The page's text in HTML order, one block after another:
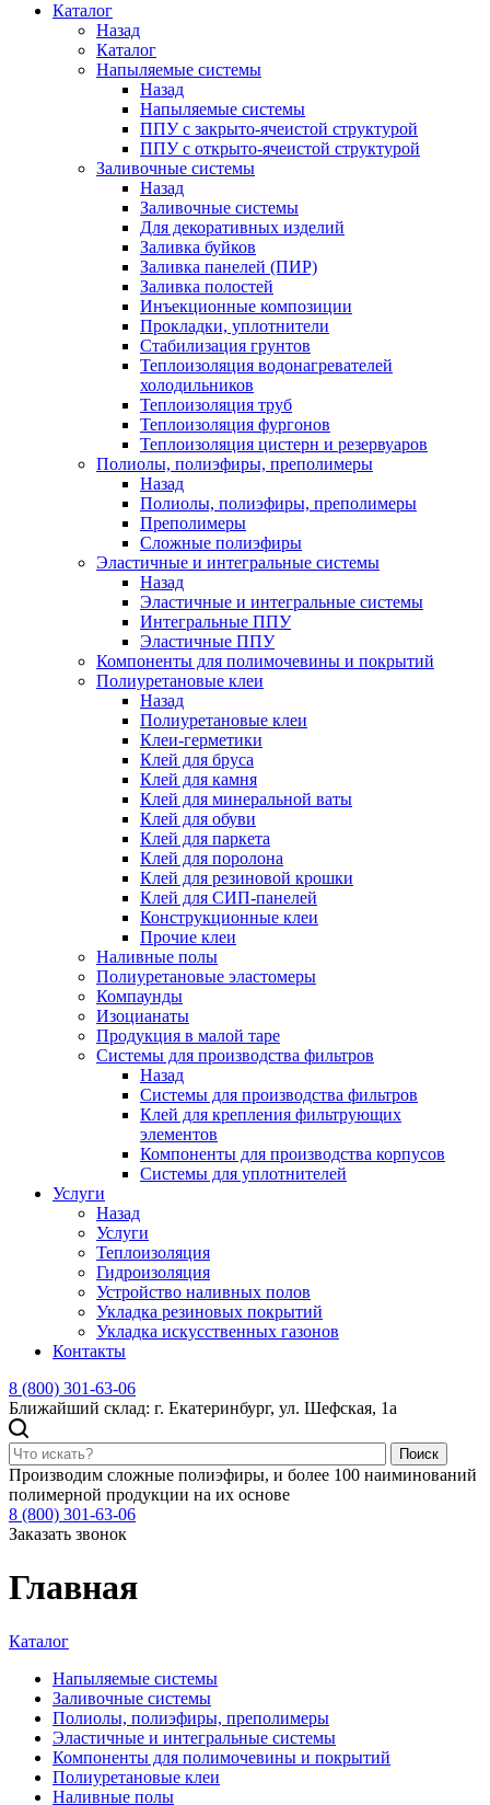
Каталог
Назад
Каталог
Напыляемые системы
Назад
Напыляемые системы
ППУ с закрыто-ячеистой структурой
ППУ с открыто-ячеистой структурой
Заливочные системы
Назад
Заливочные системы
Для декоративных изделий
Заливка буйков
Заливка панелей (ПИР)
Заливка полостей
Инъекционные композиции
Прокладки, уплотнители
Стабилизация грунтов
Теплоизоляция водонагревателей
холодильников
Теплоизоляция труб
Теплоизоляция фургонов
Теплоизоляция цистерн и резервуаров
Полиолы, полиэфиры, преполимеры
Назад
Полиолы, полиэфиры, преполимеры
Преполимеры
Сложные полиэфиры
Эластичные и интегральные системы
Назад
Эластичные и интегральные системы
Интегральные ППУ
Эластичные ППУ
Компоненты для полимочевины и покрытий
Полиуретановые клеи
Назад
Полиуретановые клеи
Клеи-герметики
Клей для бруса
Клей для камня
Клей для минеральной ваты
Клей для обуви
Клей для паркета
Клей для поролона
Клей для резиновой крошки
Клей для СИП-панелей
Конструкционные клеи
Прочие клеи
Наливные полы
Полиуретановые эластомеры
Компаунды
Изоцианаты
Продукция в малой таре
Системы для производства фильтров
Назад
Системы для производства фильтров
Клей для крепления фильтрующих
элементов
Компоненты для производства корпусов
Системы для уплотнителей
Услуги
Назад
Услуги
Теплоизоляция
Гидроизоляция
Устройство наливных полов
Укладка резиновых покрытий
Укладка искусственных газонов
Контакты
8 (800) 301-63-06
Ближайший склад: г. Екатеринбург, ул. Шефская, 1а
Поиск
Производим сложные полиэфиры, и более 100 наиминований
полимерной продукции на их основе
8 (800) 301-63-06
Заказать звонок
Главная
Каталог
Напыляемые системы
Заливочные системы
Полиолы, полиэфиры, преполимеры
Эластичные и интегральные системы
Компоненты для полимочевины и покрытий
Полиуретановые клеи
Наливные полы